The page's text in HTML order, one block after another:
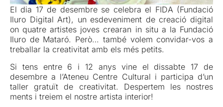
El dia 17 de desembre se celebra el FIDA (Fundació
Iluro Digital Art), un esdeveniment de creació digital
on quatre artistes joves crearan in situ a la Fundació
Iluro de Mataró. Però… també volem convidar-vos a
treballar la creativitat amb els més petits.
Si tens entre 6 i 12 anys vine el dissabte 17 de
desembre a l’Ateneu Centre Cultural i participa d’un
taller gratuït de creativitat. Despertem les nostres
ments i treiem el nostre artista interior!